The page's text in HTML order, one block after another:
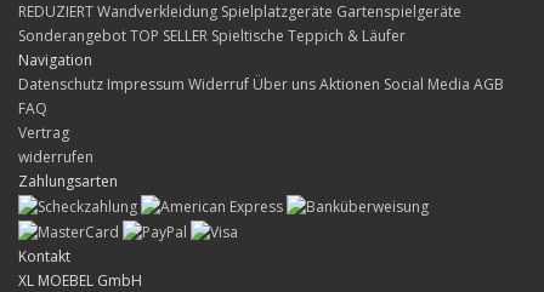
REDUZIERTWandverkleidung Spielplatzgeräte Gartenspielgeräte
SonderangebotTOP SELLER Spieltische Teppich & Läufer
Navigation
Datenschutz Impressum Widerruf Über unsAktionen Social Media AGB
FAQ
Vertrag
widerrufen
Zahlungsarten
Kontakt
XL MOEBEL GmbH